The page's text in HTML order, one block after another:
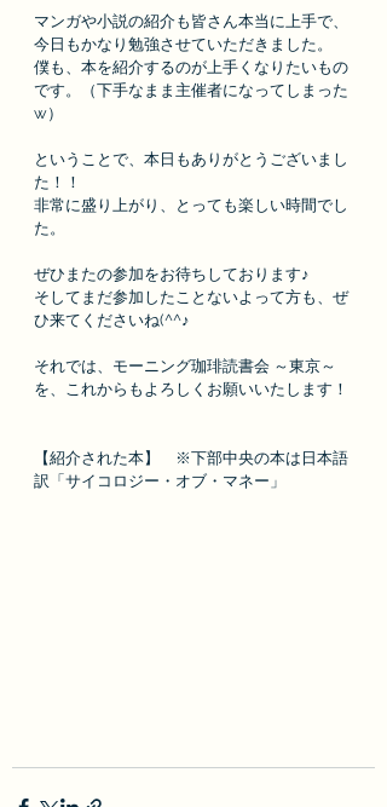
マンガや小説の紹介も皆さん本当に上手で、
今日もかなり勉強させていただきました。
僕も、本を紹介するのが上手くなりたいもの
です。（下手なまま主催者になってしまった
w）
ということで、本日もありがとうございまし
た！！
非常に盛り上がり、とっても楽しい時間でし
た。
ぜひまたの参加をお待ちしております♪
そしてまだ参加したことないよって方も、ぜ
ひ来てくださいね(^^♪
それでは、モーニング珈琲読書会 ～東京～
を、これからもよろしくお願いいたします！
【紹介された本】　※下部中央の本は日本語
訳「サイコロジー・オブ・マネー」